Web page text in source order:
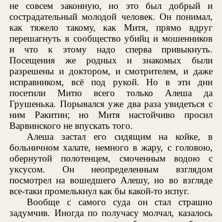
не совсем законную, но это был добрый и
сострадательный молодой человек. Он понимал,
как тяжело такому, как Митя, прямо вдруг
перешагнуть в сообщество убийц и мошенников
и что к этому надо сперва привыкнуть.
Посещения же родных и знакомых были
разрешены и доктором, и смотрителем, и даже
исправником, всё под рукой. Но в эти дни
посетили Митю всего только Алеша да
Грушенька. Порывался уже два раза увидеться с
ним Ракитин; но Митя настойчиво просил
Варвинского не впускать того.
Алеша застал его сидящим на койке, в
больничном халате, немного в жару, с головою,
обернутой полотенцем, смоченным водою с
уксусом. Он неопределенным взглядом
посмотрел на вошедшего Алешу, но во взгляде
все-таки промелькнул как бы какой-то испуг.
Вообще с самого суда он стал страшно
задумчив. Иногда по получасу молчал, казалось